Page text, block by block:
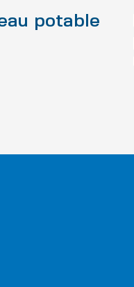
potable